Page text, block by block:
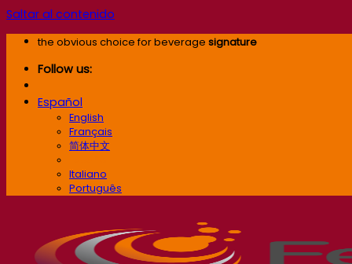
Saltar al contenido
the obvious choice for beverage signature
Follow us:
Español
English
Français
简体中文
Italiano
Português